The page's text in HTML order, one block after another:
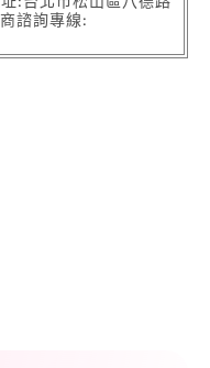
諮詢專線: